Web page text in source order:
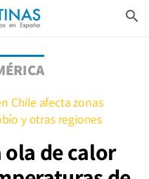
search
Chile afecta zonas
y otras regiones
de calor